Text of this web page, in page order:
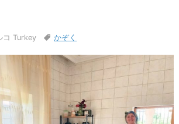
コ Turkey かぞく